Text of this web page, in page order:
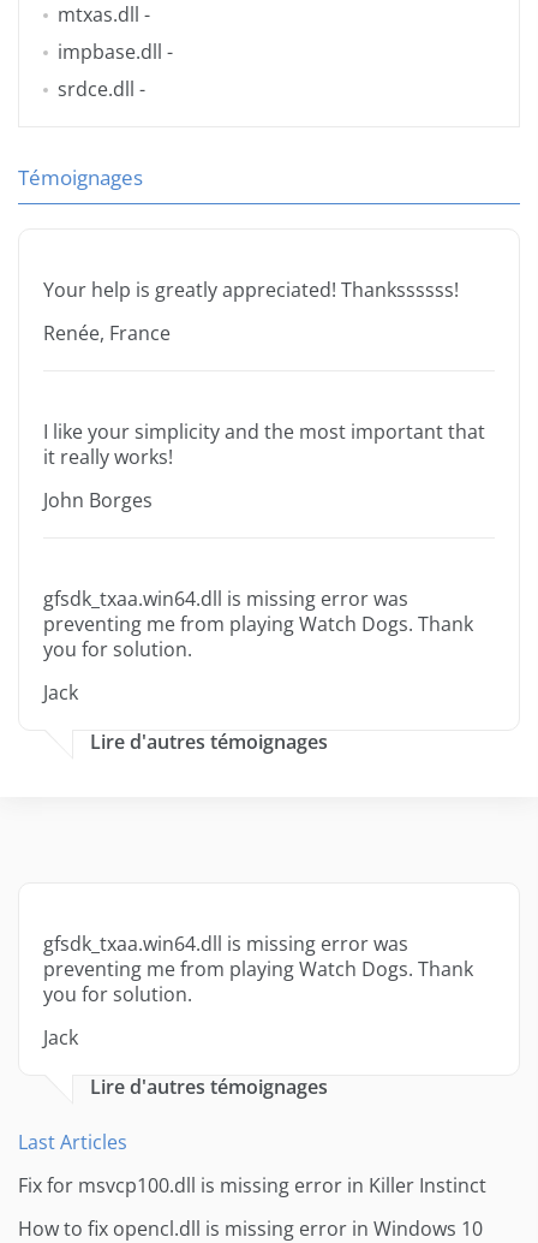
mtxas.dll -
impbase.dll -
srdce.dll -
Témoignages
Your help is greatly appreciated! Thankssssss!
Renée, France
I like your simplicity and the most important that
it really works!
John Borges
gfsdk_txaa.win64.dll is missing error was
preventing me from playing Watch Dogs. Thank
you for solution.
Jack
Lire d'autres témoignages
gfsdk_txaa.win64.dll is missing error was
preventing me from playing Watch Dogs. Thank
you for solution.
Jack
Lire d'autres témoignages
Last Articles
Fix for msvcp100.dll is missing error in Killer Instinct
How to fix opencl.dll is missing error in Windows 10